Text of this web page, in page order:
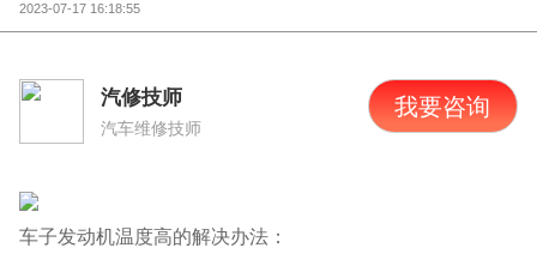
2023-07-17 16:18:55
汽修技师
汽车维修技师
我要咨询
车子发动机温度高的解决办法：